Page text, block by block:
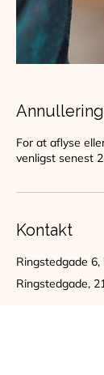
For at aflyse
venligst senest
Kontakt
Ringstedgade 6,
Ringstedgade,